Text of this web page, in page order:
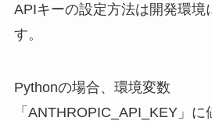
APIキーの設定方法は開発環境
す。
Pythonの場合、環境変数
「ANTHROPIC_API_KEY」